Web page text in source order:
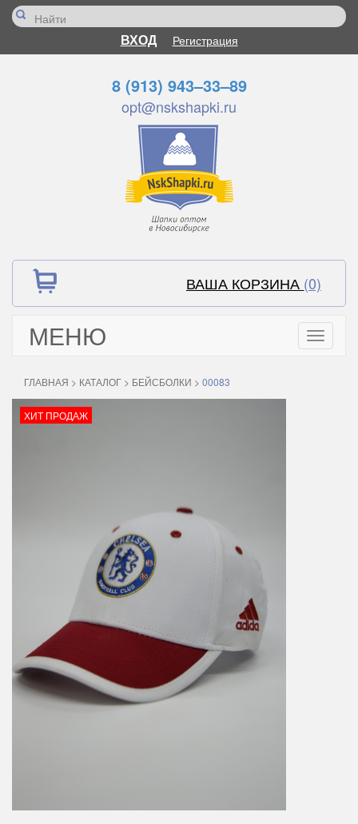
ВХОД Регистрация
8 (913) 943–33–89
opt@nskshapki.ru
ВАША КОРЗИНА (0)
МЕНЮ
Toggle
ГЛАВНАЯ > КАТАЛОГ > БЕЙСБОЛКИ > 00083
ХИТ ПРОДАЖ